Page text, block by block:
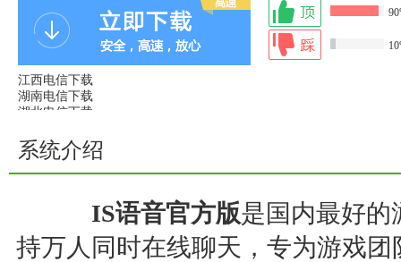
江西电信下载
湖南电信下载
湖北电信下载
广东电信下载
移动铁通下载
系统介绍
IS语音官方版是国内最好的
持万人同时在线聊天，专为游戏